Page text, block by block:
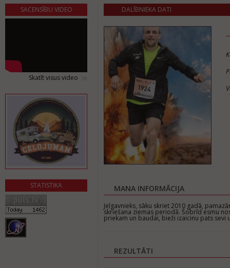
SACENSĪBU VIDEO
Skatīt visus video
STATISTIKA
DALĪBNIEKA DATI
MANA INFORMĀCIJA
Jelgavnieks, sāku skriet 2010 gadā,
skriešana ziemas periodā. Šobrīd esmu
priekam un baudai, bieži izaicinu pats sevi
REZULTĀTI